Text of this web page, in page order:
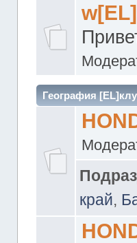
География
край,